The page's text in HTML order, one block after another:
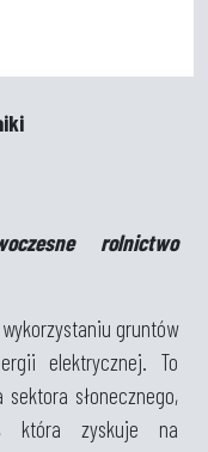
rolnictwo
gruntów
elektrycznej. To
słonecznego,
która zyskuje na